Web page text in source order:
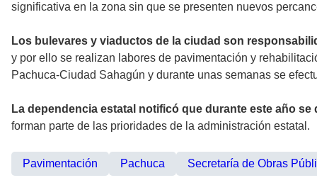
significativa en la zona sin que se presenten nuevos
Los bulevares y viaductos de la ciudad son
y por ello se realizan labores de pavimentación y
Pachuca-Ciudad Sahagún y durante unas semanas se
La dependencia estatal notificó que durante este año
forman parte de las prioridades de la administración estatal.
Pavimentación Pachuca Secretaría de Obras